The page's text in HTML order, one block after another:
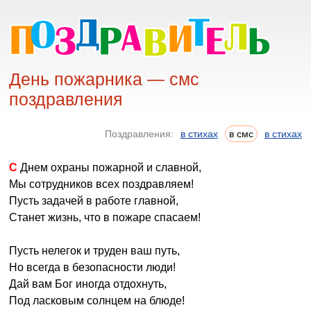
День пожарника — смс
поздравления
Поздравления: в стихах в смс в стихах
С Днем охраны пожарной и славной,
Мы сотрудников всех поздравляем!
Пусть задачей в работе главной,
Станет жизнь, что в пожаре спасаем!
Пусть нелегок и труден ваш путь,
Но всегда в безопасности люди!
Дай вам Бог иногда отдохнуть,
Под ласковым солнцем на блюде!